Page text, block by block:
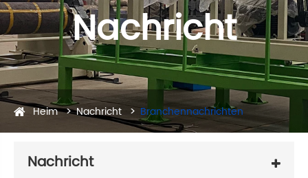
Nachricht
Heim Nachricht Branchennachrichten
Nachricht